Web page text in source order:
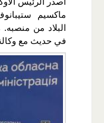
ماكسيم
البلاد من
في حديث مع وكالة